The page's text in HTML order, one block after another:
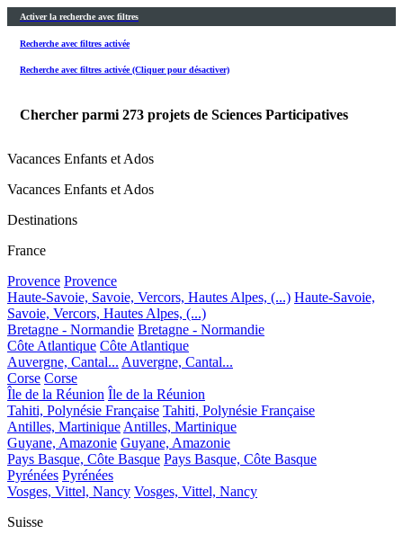
Activer la recherche avec filtres
Recherche avec filtres activée
Recherche avec filtres activée (Cliquer pour désactiver)
Chercher parmi 273 projets de Sciences Participatives
Vacances Enfants et Ados
Vacances Enfants et Ados
Destinations
France
Provence Provence
Haute-Savoie, Savoie, Vercors, Hautes Alpes, (...) Haute-Savoie,
Savoie, Vercors, Hautes Alpes, (...)
Bretagne - Normandie Bretagne - Normandie
Côte Atlantique Côte Atlantique
Auvergne, Cantal... Auvergne, Cantal...
Corse Corse
Île de la Réunion Île de la Réunion
Tahiti, Polynésie Française Tahiti, Polynésie Française
Antilles, MartiniqueAntilles, Martinique
Guyane, Amazonie Guyane, Amazonie
Pays Basque, Côte Basque Pays Basque, Côte Basque
Pyrénées Pyrénées
Vosges, Vittel, Nancy Vosges, Vittel, Nancy
Suisse